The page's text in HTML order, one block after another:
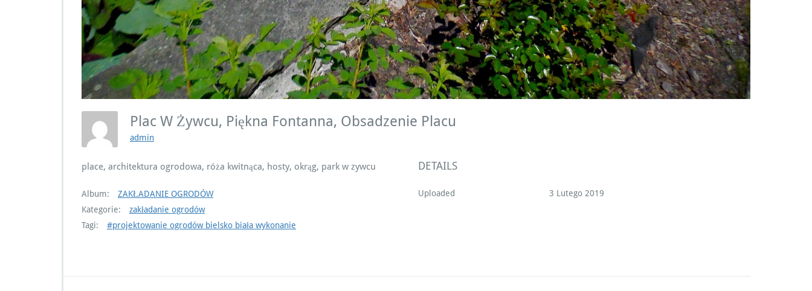
Plac W Żywcu, Piękna Fontanna, Obsadzenie Placu
admin
place, architektura ogrodowa, róża kwitnąca, hosty, okrąg, park w zywcu
Album:
ZAKŁADANIE OGRODÓW
Kategorie:
zakładanie ogrodów
Tagi:
#projektowanie ogrodów bielsko biała wykonanie
DETAILS
Uploaded 3 Lutego 2019